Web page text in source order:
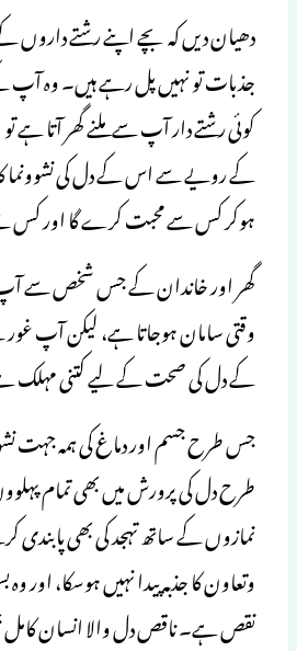
دھیان دیں کہ بچے اپنے رشتے داروں
جذبات تو نہیں پل رہے ہیں۔ وہ آپ
کوئی رشتے دار آپ سے ملنے گھر آتا
کے رویے سے اس کے دل کی نشوونما کا
ہوکر کس سے محبت کرے گا اور کس
گھر اور خاندان کے جس شخص سے آپ
وقتی سامان ہوجاتا ہے، لیکن آپ
کے دل کی صحت کے لیے کتنی مہلک ہے۔
جس طرح جسم اور دماغ کی ہمہ جہت
طرح دل کی پرورش میں بھی تمام
نمازوں کے ساتھ تہجد کی بھی
وتعاون کا جذبہ پیدا نہیں ہوسکا، اور
نقص ہے۔ ناقص دل والا انسان